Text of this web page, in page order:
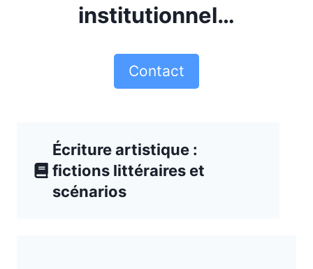
institutionnel…
Contact
Écriture artistique :
fictions littéraires et
scénarios